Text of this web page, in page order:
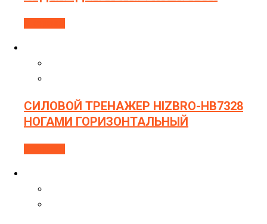
СИЛОВОЙ ТРЕНАЖЕР HIZBRO-HB7328
НОГАМИ ГОРИЗОНТАЛЬНЫЙ